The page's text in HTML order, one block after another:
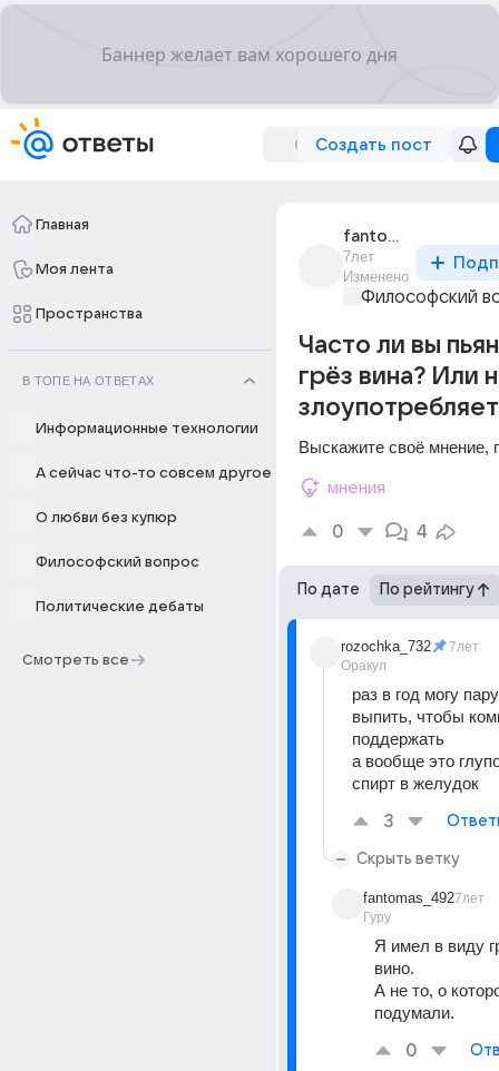
Создать пост
Главная
Моя лента
Пространства
В ТОПЕ НА ОТВЕТАХ
Информационные технологии
А сейчас что-то совсем другое
О любви без купюр
Философский вопрос
Политические дебаты
Смотреть все
fantomas_492
7лет
Изменено
Философский
Часто ли вы
грёз вина? Или
Выскажите своё мнение,
мнения
0 4
По дате По рейтингу
rozochka_732
Оракул
7лет
раз в год могу
выпить, чтобы
поддержать
а вообще это
спирт в желудок
3
Скрыть ветку
fantomas_492
Гуру
7лет
Я имел в виду
вино.
А не то, о
подумали.
0